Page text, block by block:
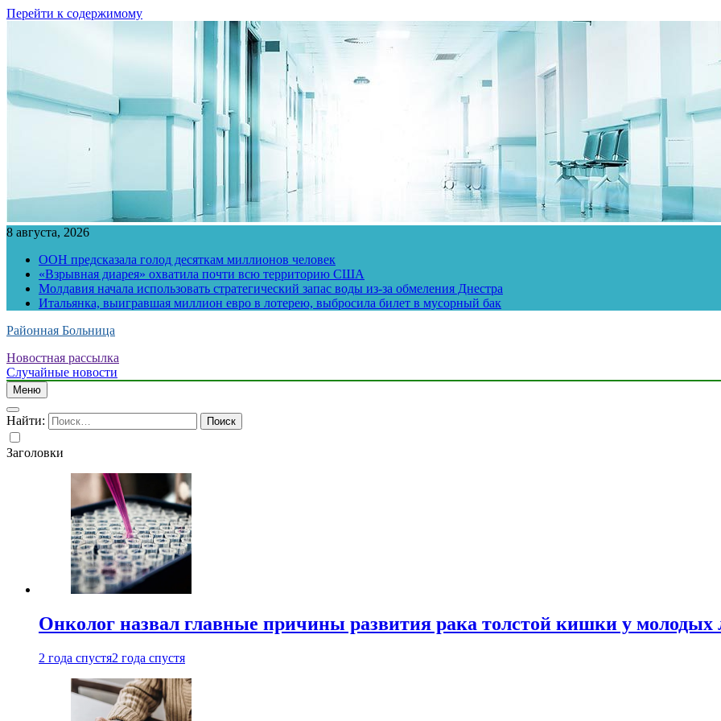
Перейти к содержимому
8 августа, 2026
ООН предсказала голод десяткам миллионов человек
«Взрывная диарея» охватила почти всю территорию США
Молдавия начала использовать стратегический запас воды из-за обмеления Днестра
Итальянка, выигравшая миллион евро в лотерею, выбросила билет в мусорный бак
Районная Больница
Новостная рассылка
Случайные новости
Меню
Найти:
Заголовки
Онколог назвал главные причины развития рака толстой кишки у молодых
2 года спустя2 года спустя